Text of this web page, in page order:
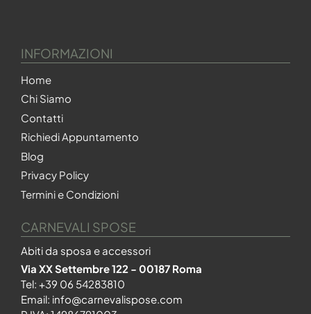
INFORMAZIONI
Home
Chi Siamo
Contatti
Richiedi Appuntamento
Blog
Privacy Policy
Termini e Condizioni
CARNEVALI SPOSE
Abiti da sposa e accessori
Via XX Settembre 122 - 00187 Roma
Tel: +39 06 54283810
Email: info@carnevalispose.com